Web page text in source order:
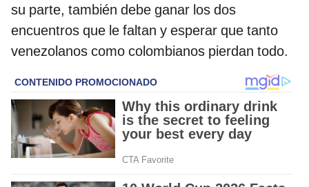
su parte, también debe ganar los dos
encuentros que le faltan y esperar que tanto
venezolanos como colombianos pierdan todo.